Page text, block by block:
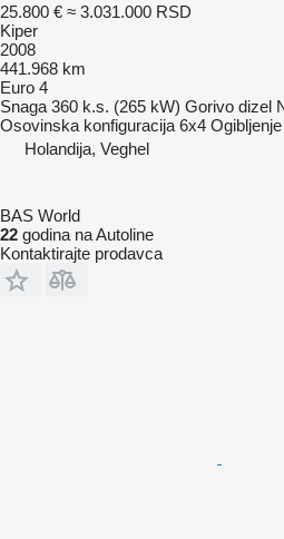
25.800 € ≈ 3.031.000 RSD
Kiper
2008
441.968 km
Euro 4
Snaga 360 k.s. (265 kW) Gorivo dizel
Osovinska konfiguracija 6x4 Ogibljenje
Holandija, Veghel
BAS World
22 godina na Autoline
Kontaktirajte prodavca